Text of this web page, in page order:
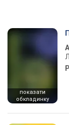
показати
обкладинку